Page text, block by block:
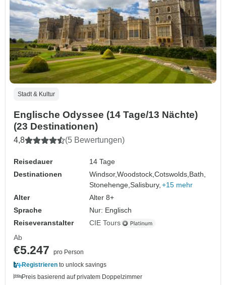
Stadt & Kultur
Englische Odyssee (14 Tage/13 Nächte)
(23 Destinationen)
4,8 (5 Bewertungen)
Reisedauer
14 Tage
Destinationen
Windsor,Woodstock,Cotswolds, Bath,
Stonehenge,Salisbury, +15 mehr
Alter
Alter 8+
Sprache
Nur: Englisch
Reiseveranstalter
CIE Tours
Ab
€5.247
pro Person
Registrieren to unlock savings
Preis basierend auf privatem Doppelzimmer